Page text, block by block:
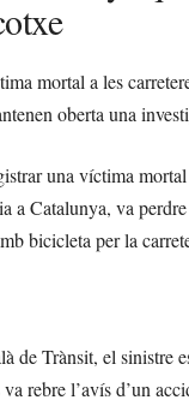
mortal a les
oberta una
una víctima
Catalunya, va
bicicleta per la
de Trànsit, el
rebre l’avís d’un